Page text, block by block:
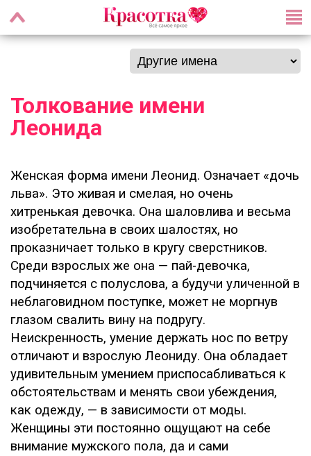
Толкование имени
Леонида
Женская форма имени Леонид. Означает «дочь
льва». Это живая и смелая, но очень
хитренькая девочка. Она шаловлива и весьма
изобретательна в своих шалостях, но
проказничает только в кругу сверстников.
Среди взрослых же она — пай-девочка,
подчиняется с полуслова, а будучи уличенной в
неблаговидном поступке, может не моргнув
глазом свалить вину на подругу.
Неискренность, умение держать нос по ветру
отличают и взрослую Леониду. Она обладает
удивительным умением приспосабливаться к
обстоятельствам и менять свои убеждения,
как одежду, — в зависимости от моды.
Женщины эти постоянно ощущают на себе
внимание мужского пола, да и сами